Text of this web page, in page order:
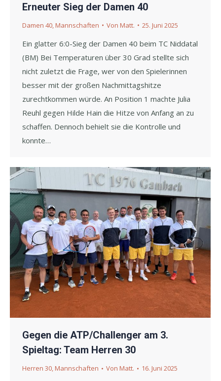
Erneuter Sieg der Damen 40
Damen 40,Mannschaften Von Matt. 25. Juni 2025
Ein glatter 6:0-Sieg der Damen 40 beim TC Niddatal
(BM) Bei Temperaturen über 30 Grad stellte sich
nicht zuletzt die Frage, wer von den Spielerinnen
besser mit der großen Nachmittagshitze
zurechtkommen würde. An Position 1 machte Julia
Reuhl gegen Hilde Hain die Hitze von Anfang an zu
schaffen. Dennoch behielt sie die Kontrolle und
konnte…
Gegen die ATP/Challenger am 3.
Spieltag: Team Herren 30
Herren 30,Mannschaften Von Matt. 16. Juni 2025